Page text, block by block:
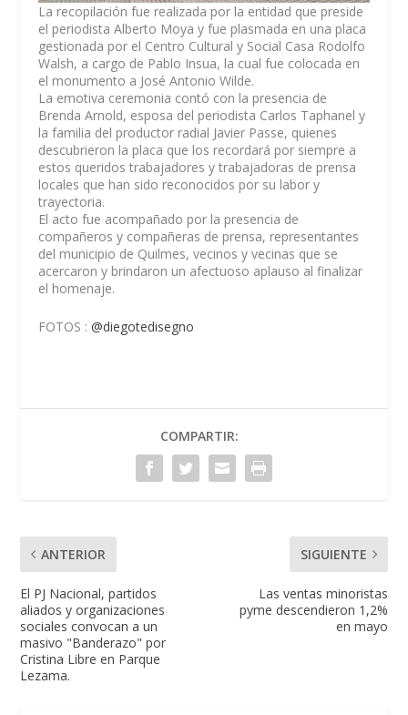
La recopilación fue realizada por la entidad que preside
el periodista Alberto Moya y fue plasmada en una placa
gestionada por el Centro Cultural y Social Casa Rodolfo
Walsh, a cargo de Pablo Insua, la cual fue colocada en
el monumento a José Antonio Wilde.
La emotiva ceremonia contó con la presencia de
Brenda Arnold, esposa del periodista Carlos Taphanel y
la familia del productor radial Javier Passe, quienes
descubrieron la placa que los recordará por siempre a
estos queridos trabajadores y trabajadoras de prensa
locales que han sido reconocidos por su labor y
trayectoria.
El acto fue acompañado por la presencia de
compañeros y compañeras de prensa, representantes
del municipio de Quilmes, vecinos y vecinas que se
acercaron y brindaron un afectuoso aplauso al finalizar
el homenaje.
FOTOS :@diegotedisegno
COMPARTIR:
ANTERIOR
El PJ Nacional, partidos
aliados y organizaciones
sociales convocan a un
masivo "Banderazo" por
Cristina Libre en Parque
Lezama.
SIGUIENTE
Las ventas minoristas
pyme descendieron 1,2%
en mayo